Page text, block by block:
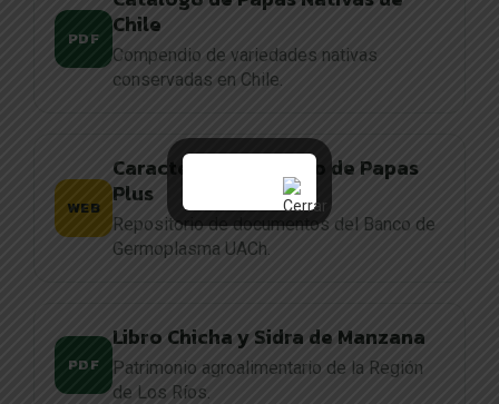
PDF
Chile
Compendio de variedades nativas
conservadas en Chile.
WEB
Caracterización y uso de Papas
Plus
Repositorio de documentos del Banco de
Germoplasma UACh.
PDF
Libro Chicha y Sidra de Manzana
Patrimonio agroalimentario de la Región
de Los Ríos.